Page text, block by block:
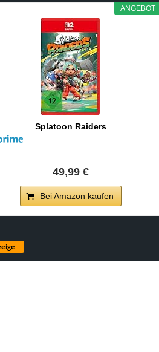
ANGEBOT
Splatoon Raiders
49,99 €
Bei Amazon kaufen